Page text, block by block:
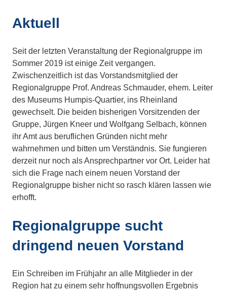
Aktuell
Seit der letzten Veranstaltung der Regionalgruppe im
Sommer 2019 ist einige Zeit vergangen.
Zwischenzeitlich ist das Vorstandsmitglied der
Regionalgruppe Prof. Andreas Schmauder, ehem. Leiter
des Museums Humpis-Quartier, ins Rheinland
gewechselt. Die beiden bisherigen Vorsitzenden der
Gruppe, Jürgen Kneer und Wolfgang Selbach, können
ihr Amt aus beruflichen Gründen nicht mehr
wahrnehmen und bitten um Verständnis. Sie fungieren
derzeit nur noch als Ansprechpartner vor Ort. Leider hat
sich die Frage nach einem neuen Vorstand der
Regionalgruppe bisher nicht so rasch klären lassen wie
erhofft.
Regionalgruppe sucht
dringend neuen Vorstand
Ein Schreiben im Frühjahr an alle Mitglieder in der
Region hat zu einem sehr hoffnungsvollen Ergebnis